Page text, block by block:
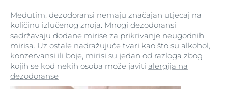
Međutim, dezodoransi nemaju značajan utjecaj na
količinu izlučenog znoja. Mnogi dezodoransi
sadržavaju dodane mirise za prikrivanje neugodnih
mirisa. Uz ostale nadražujuće tvari kao što su alkohol,
konzervansi ili boje, mirisi su jedan od razloga zbog
kojih se kod nekih osoba može javiti alergija na
dezodoranse